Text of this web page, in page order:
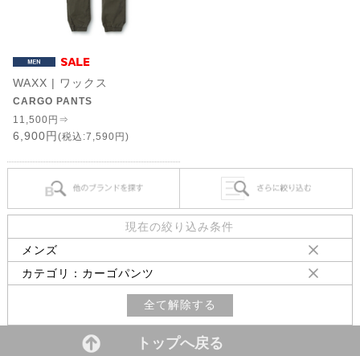
WAXX | ワックス
CARGO PANTS
11,500円⇒
6,900円 (税込:7,590円)
現在の絞り込み条件
メンズ
カテゴリ：カーゴパンツ
全て解除する
トップへ戻る